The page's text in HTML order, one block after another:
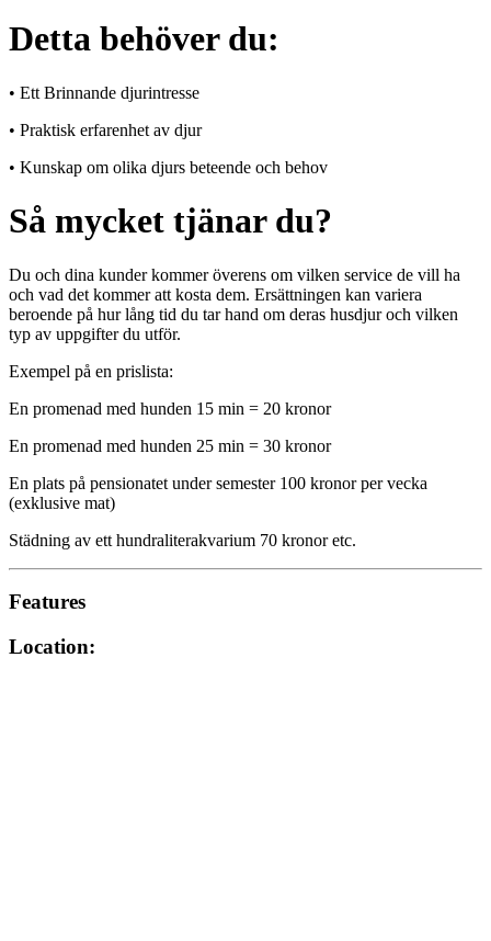
Detta behöver du:
• Ett Brinnande djurintresse
• Praktisk erfarenhet av djur
• Kunskap om olika djurs beteende och behov
Så mycket tjänar du?
Du och dina kunder kommer överens om vilken service de vill ha
och vad det kommer att kosta dem. Ersättningen kan variera
beroende på hur lång tid du tar hand om deras husdjur och vilken
typ av uppgifter du utför.
Exempel på en prislista:
En promenad med hunden 15 min = 20 kronor
En promenad med hunden 25 min = 30 kronor
En plats på pensionatet under semester 100 kronor per vecka
(exklusive mat)
Städning av ett hundraliterakvarium 70 kronor etc.
Features
Location: